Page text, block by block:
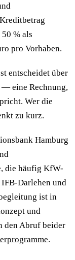
% als
pro Vorhaben.
entscheidet über
— eine Rechnung,
Wer die
zu kurz.
Hamburg
die häufig KfW-
Darlehen und
ist in
und
den Abruf beider
.